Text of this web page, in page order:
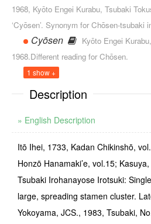
1968, Kyōto Engei Kurabu, Tsubaki
‘Cyōsen’. Synonym for Chōsen-tsubaki
Cyōsen
Kyōto Engei
1968.Different reading for Chōsen.
1 show +
Description
» English Description
Itō Ihei, 1733, Kadan Chikinshō,
Honzō Hanamaki’e, vol.15;
Tsubaki Irohanayose Irotsuki:
large, spreading stamen cluster.
Yokoyama, JCS., 1983, Tsubaki,